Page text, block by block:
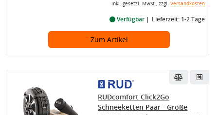
inkl. gesetzl. MwSt., zzgl. Versandkosten
Verfügbar Lieferzeit: 1-2 Tage
Zum Artikel
RUDcomfort Click2Go
Schneeketten Paar - Größe